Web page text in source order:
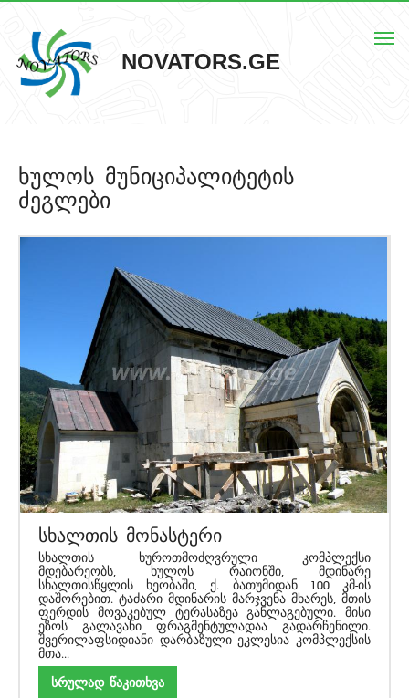
NOVATORS.GE
ჩვენს შესახებ
ხულოს მუნიციპალიტეტის
ძეგლები
სხალთის მონასტერი
სხალთის ხუროთმოძღვრული კომპლექსი
მდებარეობს, ხულოს რაიონში, მდინარე
სხალთისწყლის ხეობაში, ქ. ბათუმიდან 100 კმ-ის
დაშორებით. ტაძარი მდინარის მარჯვენა მხარეს, მთის
ფერდის მოვაკებულ ტერასაზეა განლაგებული. მისი
ეზოს გალავანი ფრაგმენტულადაა გადარჩენილი.
შვერილაფსიდიანი დარბაზული ეკლესია კომპლექსის
მთა...
სრულად წაკითხვა